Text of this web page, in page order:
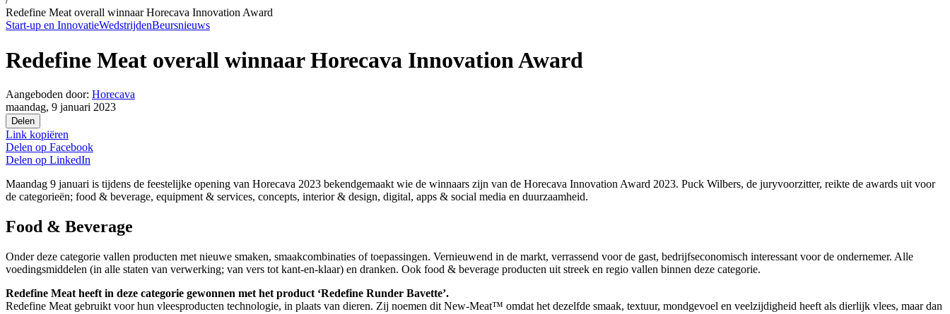
Redefine Meat overall winnaar Horecava Innovation Award
Start-up en InnovatieWedstrijdenBeursnieuws
Redefine Meat overall winnaar Horecava Innovation Award
Aangeboden door: Horecava
maandag, 9 januari 2023
Delen
Link kopiëren
Delen op Facebook
Delen op LinkedIn
Maandag 9 januari is tijdens de feestelijke opening van Horecava 2023 bekendgemaakt wie de winnaars zijn van de Horecava Innovation Award 2023. Puck Wilbers, de juryvoorzitter, reikte de awards uit voor
de categorieën; food & beverage, equipment & services, concepts, interior & design, digital, apps & social media en duurzaamheid.
Food & Beverage
Onder deze categorie vallen producten met nieuwe smaken, smaakcombinaties of toepassingen. Vernieuwend in de markt, verrassend voor de gast, bedrijfseconomisch interessant voor de ondernemer. Alle
voedingsmiddelen (in alle staten van verwerking; van vers tot kant-en-klaar) en dranken. Ook food & beverage producten uit streek en regio vallen binnen deze categorie.
Redefine Meat heeft in deze categorie gewonnen met het product ‘Redefine Runder Bavette’.
Redefine Meat gebruikt voor hun vleesproducten technologie, in plaats van dieren. Zij noemen dit New-Meat™ omdat het dezelfde smaak, textuur, mondgevoel en veelzijdigheid heeft als dierlijk vlees, maar dan